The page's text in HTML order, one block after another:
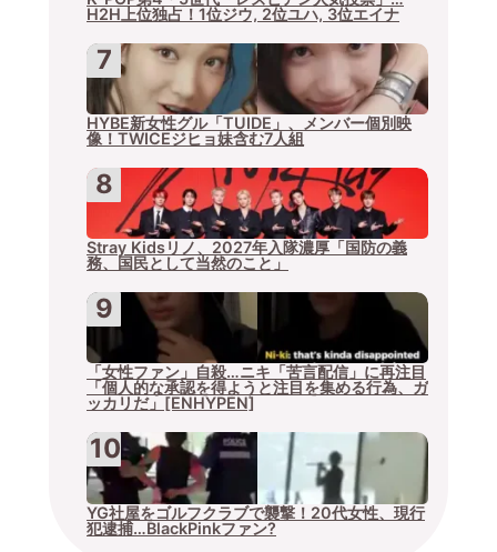
H2H上位独占！1位ジウ, 2位ユハ, 3位エイナ
HYBE新女性グル「TUIDE」、メンバー個別映
像！TWICEジヒョ妹含む7人組
Stray Kidsリノ、2027年入隊濃厚「国防の義
務、国民として当然のこと」
「女性ファン」自殺…ニキ「苦言配信」に再注目
「個人的な承認を得ようと注目を集める行為、ガ
ッカリだ」[ENHYPEN]
YG社屋をゴルフクラブで襲撃！20代女性、現行
犯逮捕…BlackPinkファン?